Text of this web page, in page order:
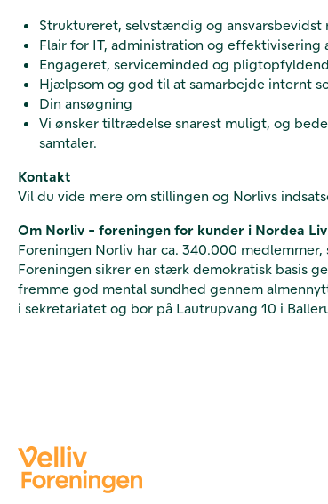
Struktureret, selvstændig og
Flair for IT, administration og effektivisering
Engageret, serviceminded og
Hjælpsom og god til at samarbejde internt
Din ansøgning
Vi ønsker tiltrædelse snarest muligt, og
samtaler.
Kontakt
Vil du vide mere om stillingen og Norlivs
Om Norliv - foreningen for kunder i Nordea Liv
Foreningen Norliv har ca. 340.000
Foreningen sikrer en stærk demokratisk basis
fremme god mental sundhed gennem
i sekretariatet og bor på Lautrupvang 10 i